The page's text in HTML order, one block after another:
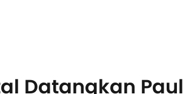
Datangkan Paul